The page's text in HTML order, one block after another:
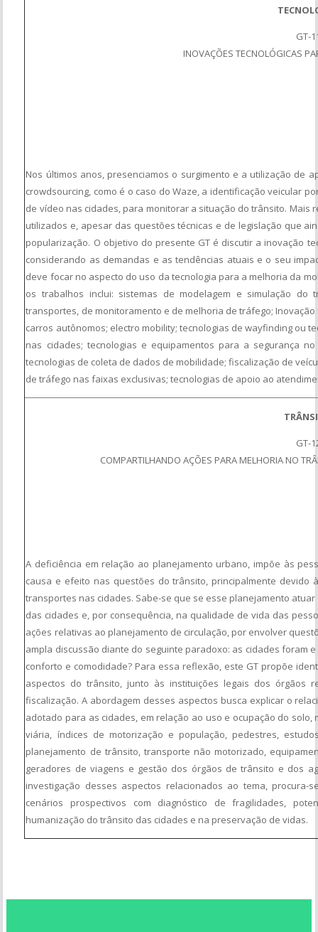
GT-
INOVAÇÕES TECNOLÓGICAS
Nos últimos anos, presenciamos o surgimento e a utilização de
crowdsourcing, como é o caso do Waze, a identificação veicular
de vídeo nas cidades, para monitorar a situação do trânsito.
utilizados e, apesar das questões técnicas e de legislação que
popularização. O objetivo do presente GT é discutir a inovação
considerando as demandas e as tendências atuais e o seu
deve focar no aspecto do uso da tecnologia para a melhoria da
os trabalhos inclui: sistemas de modelagem e simulação
transportes, de monitoramento e de melhoria de tráfego;
carros autônomos; electro mobility; tecnologias de wayfinding ou
nas cidades; tecnologias e equipamentos para a segurança
tecnologias de coleta de dados de mobilidade; fiscalização de
de tráfego nas faixas exclusivas; tecnologias de apoio ao
GT-
COMPARTILHANDO AÇÕES PARA MELHORIA NO
A deficiência em relação ao planejamento urbano, impõe às
causa e efeito nas questões do trânsito, principalmente
transportes nas cidades. Sabe-se que se esse planejamento
das cidades e, por consequência, na qualidade de vida das
ações relativas ao planejamento de circulação, por envolver
ampla discussão diante do seguinte paradoxo: as cidades foram
conforto e comodidade? Para essa reflexão, este GT propõe
aspectos do trânsito, junto às instituições legais dos órgãos
fiscalização. A abordagem desses aspectos busca explicar o
adotado para as cidades, em relação ao uso e ocupação do
viária, índices de motorização e população, pedestres,
planejamento de trânsito, transporte não motorizado,
geradores de viagens e gestão dos órgãos de trânsito e dos
investigação desses aspectos relacionados ao tema,
cenários prospectivos com diagnóstico de fragilidades,
humanização do trânsito das cidades e na preservação de vidas.